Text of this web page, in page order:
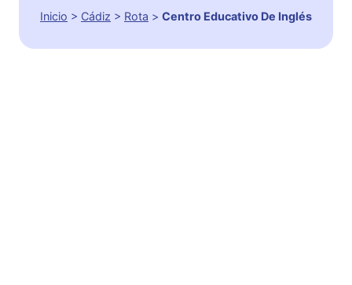
Inicio > Cádiz > Rota > Centro Educativo De Inglés